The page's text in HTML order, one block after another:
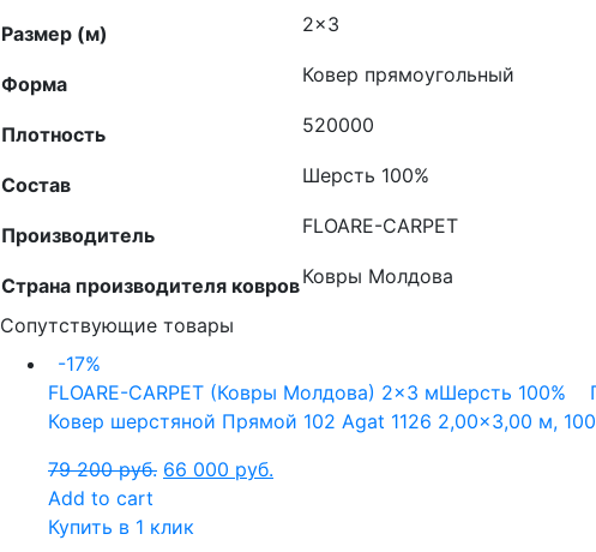
Размер (м) 2×3
Форма Ковер прямоугольный
Плотность 520000
Состав Шерсть 100%
Производитель FLOARE-CARPET
Страна производителя ковровКовры Молдова
Сопутствующие товары
-17%
FLOARE-CARPET (Ковры Молдова) 2x3 мШерсть 100%
Ковер шерстяной Прямой 102 Agat 1126 2,00×3,00 м,
79 200руб. 66 000 руб.
Add to cart
Купить в 1 клик